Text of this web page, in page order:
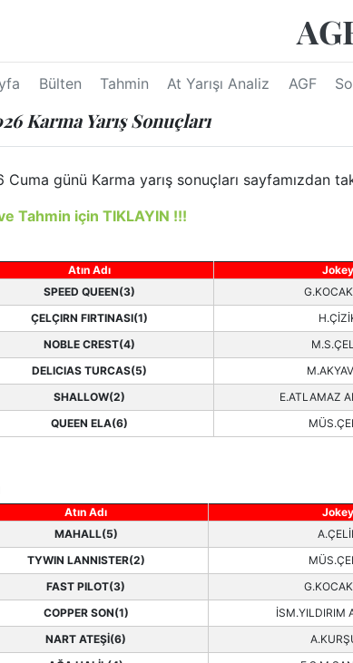
Bülten Tahmin At Yarışı Analiz AGF
Karma Yarış Sonuçları
günü Karma yarış sonuçları sayfamızdan
Tahmin için TIKLAYIN !!!
Atın Adı Jokey
SPEED QUEEN(3)
ÇELÇIRN FIRTINASI(1)
NOBLE CREST(4)
DELICIAS TURCAS(5)
SHALLOW(2) E.ATLAMAZ
QUEEN ELA(6)
Atın Adı Jokey
MAHALL(5)
TYWIN LANNISTER(2)
FAST PILOT(3)
COPPER SON(1) İSM.YILDIRIM
NART ATEŞİ(6)